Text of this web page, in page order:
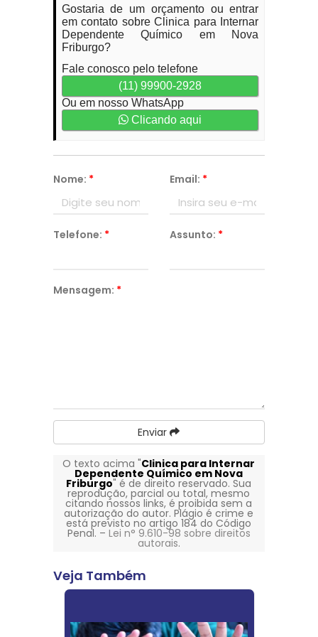
Gostaria de um orçamento ou entrar
em contato sobre Clinica para Internar
Dependente Químico em Nova
Friburgo?
Fale conosco pelo telefone
(11) 99900-2928
Ou em nosso WhatsApp
Clicando aqui
Nome: * Email: *
Telefone: * Assunto: *
Mensagem: *
Enviar
O texto acima "Clinica para Internar
Dependente Químico em Nova
Friburgo" é de direito reservado. Sua
reprodução, parcial ou total, mesmo
citando nossos links, é proibida sem a
autorização do autor. Plágio é crime e
está previsto no artigo 184 do Código
Penal. – Lei n° 9.610-98 sobre direitos
autorais.
Veja Também